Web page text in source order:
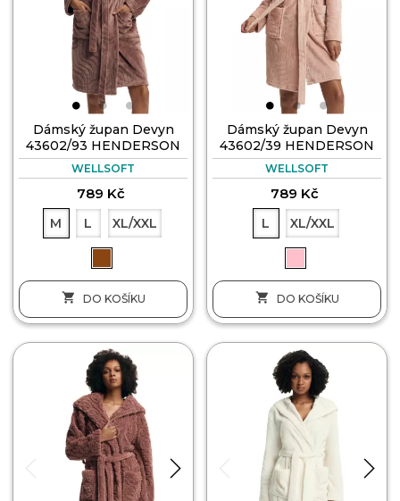
Dámský župan Devyn
43602/93 HENDERSON
WELLSOFT
789 Kč
M L XL/XXL
 DO KOŠÍKU
Dámský župan Devyn
43602/39 HENDERSON
WELLSOFT
789 Kč
L XL/XXL
 DO KOŠÍKU